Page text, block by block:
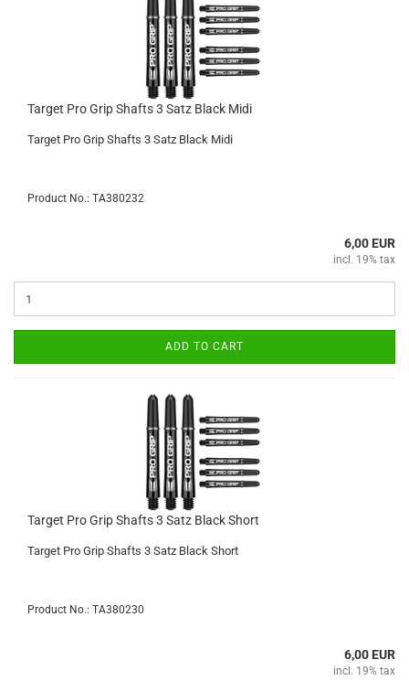
Target Pro Grip Shafts 3 Satz Black Midi
Target Pro Grip Shafts 3 Satz Black Midi
Product No.: TA380232
6,00 EUR
incl. 19% tax
ADD TO CART
Target Pro Grip Shafts 3 Satz Black Short
Target Pro Grip Shafts 3 Satz Black Short
Product No.: TA380230
6,00 EUR
incl. 19% tax